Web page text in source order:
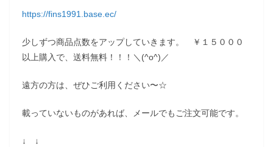
https://fins1991.base.ec/
少しずつ商品点数をアップしていきます。 ￥１５０００
以上購入で、送料無料！！！＼(^o^)／
遠方の方は、ぜひご利用ください〜☆
載っていないものがあれば、メールでもご注文可能です。
↓ ↓